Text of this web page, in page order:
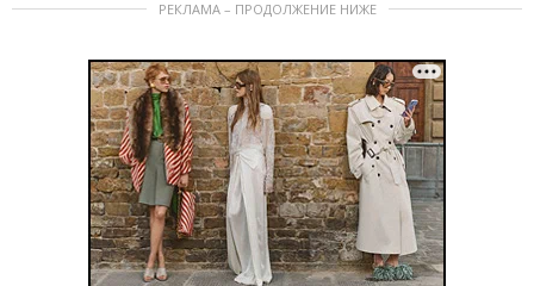
РЕКЛАМА – ПРОДОЛЖЕНИЕ НИЖЕ